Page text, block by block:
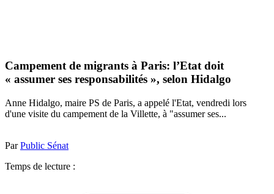
Campement de migrants à Paris: l’Etat doit
« assumer ses responsabilités », selon Hidalgo
Anne Hidalgo, maire PS de Paris, a appelé l'Etat, vendredi lors
d'une visite du campement de la Villette, à "assumer ses...
ParPublic Sénat
Temps de lecture :